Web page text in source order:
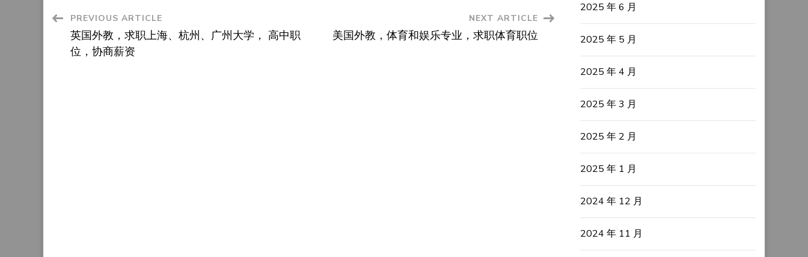
Post
Navigation
PREVIOUS ARTICLE
英国外教，求职上海、杭州、广州大学， 高中职
位，协商薪资
NEXT ARTICLE
美国外教，体育和娱乐专业，求职体育职位
2025 年 6 月
2025 年 5 月
2025 年 4 月
2025 年 3 月
2025 年 2 月
2025 年 1 月
2024 年 12 月
2024 年 11 月